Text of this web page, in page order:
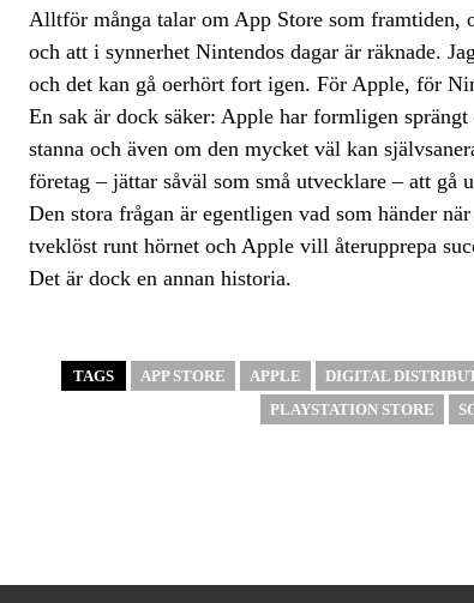
Alltför många talar om App Store som framtiden,
och att i synnerhet Nintendos dagar är räknade.
och det kan gå oerhört fort igen. För Apple, för
En sak är dock säker: Apple har formligen
stanna och även om den mycket väl kan
företag – jättar såväl som små utvecklare – att gå
Den stora frågan är egentligen vad som händer
tveklöst runt hörnet och Apple vill återupprepa
Det är dock en annan historia.
TAGS APP STORE APPLE DIGITAL
PLAYSTATION STORE